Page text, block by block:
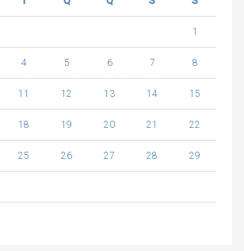
1
4 5 6 7 8
11 12 13 14 15
18 19 20 21 22
25 26 27 28 29